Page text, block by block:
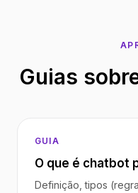
Guias
GUIA
O que é chatbot
Definição, tipos